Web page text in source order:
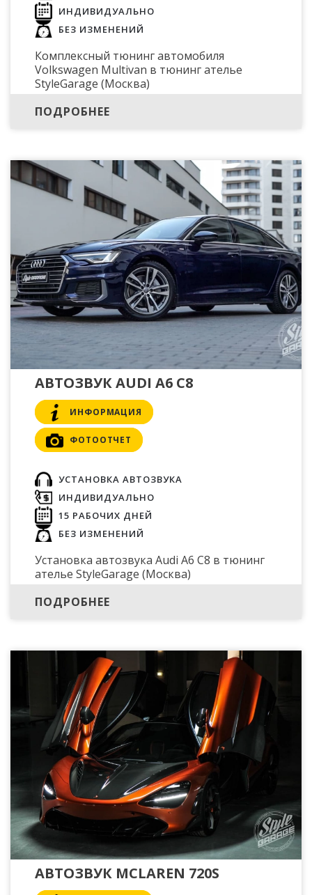
ИНДИВИДУАЛЬНО
БЕЗ ИЗМЕНЕНИЙ
Комплексный тюнинг автомобиля
Volkswagen Multivan в тюнинг ателье
StyleGarage (Москва)
ПОДРОБНЕЕ
АВТОЗВУК AUDI A6 C8
ИНФОРМАЦИЯ
ФОТООТЧЕТ
УСТАНОВКА АВТОЗВУКА
ИНДИВИДУАЛЬНО
15 РАБОЧИХ ДНЕЙ
БЕЗ ИЗМЕНЕНИЙ
Установка автозвука Audi A6 C8 в тюнинг
ателье StyleGarage (Москва)
ПОДРОБНЕЕ
АВТОЗВУК MCLAREN 720S